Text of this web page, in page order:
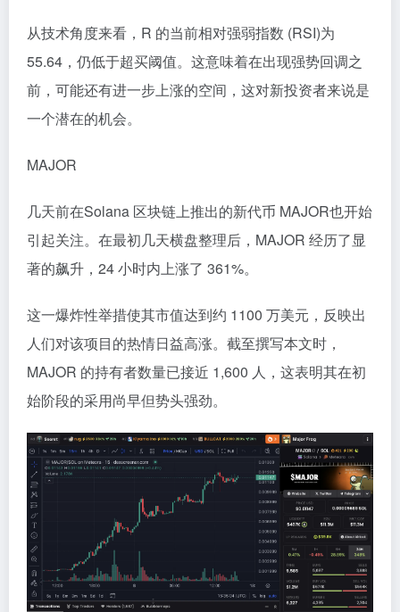
从技术角度来看，R 的当前相对强弱指数 (RSI)为
55.64，仍低于超买阈值。这意味着在出现强势回调之
前，可能还有进一步上涨的空间，这对新投资者来说是
一个潜在的机会。
MAJOR
几天前在Solana 区块链上推出的新代币 MAJOR也开始
引起关注。在最初几天横盘整理后，MAJOR 经历了显
著的飙升，24 小时内上涨了 361%。
这一爆炸性举措使其市值达到约 1100 万美元，反映出
人们对该项目的热情日益高涨。截至撰写本文时，
MAJOR 的持有者数量已接近 1,600 人，这表明其在初
始阶段的采用尚早但势头强劲。